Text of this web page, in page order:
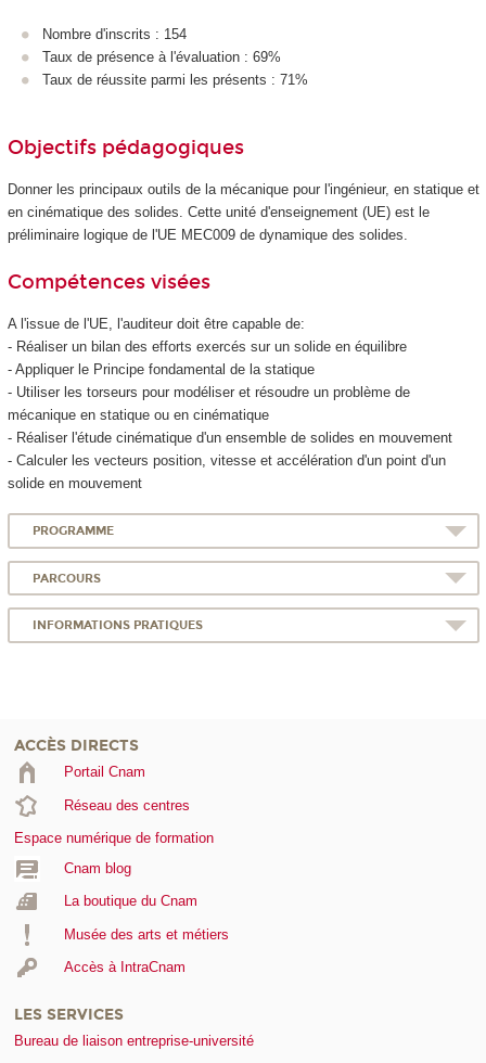
Nombre d'inscrits : 154
Taux de présence à l'évaluation : 69%
Taux de réussite parmi les présents : 71%
Objectifs pédagogiques
Donner les principaux outils de la mécanique pour l'ingénieur, en statique et
en cinématique des solides. Cette unité d'enseignement (UE) est le
préliminaire logique de l'UE MEC009 de dynamique des solides.
Compétences visées
A l'issue de l'UE, l'auditeur doit être capable de:
- Réaliser un bilan des efforts exercés sur un solide en équilibre
- Appliquer le Principe fondamental de la statique
- Utiliser les torseurs pour modéliser et résoudre un problème de
mécanique en statique ou en cinématique
- Réaliser l'étude cinématique d'un ensemble de solides en mouvement
- Calculer les vecteurs position, vitesse et accélération d'un point d'un
solide en mouvement
PROGRAMME
PARCOURS
INFORMATIONS PRATIQUES
ACCÈS DIRECTS
Portail Cnam
Réseau des centres
Espace numérique de formation
Cnam blog
La boutique du Cnam
Musée des arts et métiers
Accès à IntraCnam
LES SERVICES
Bureau de liaison entreprise-université